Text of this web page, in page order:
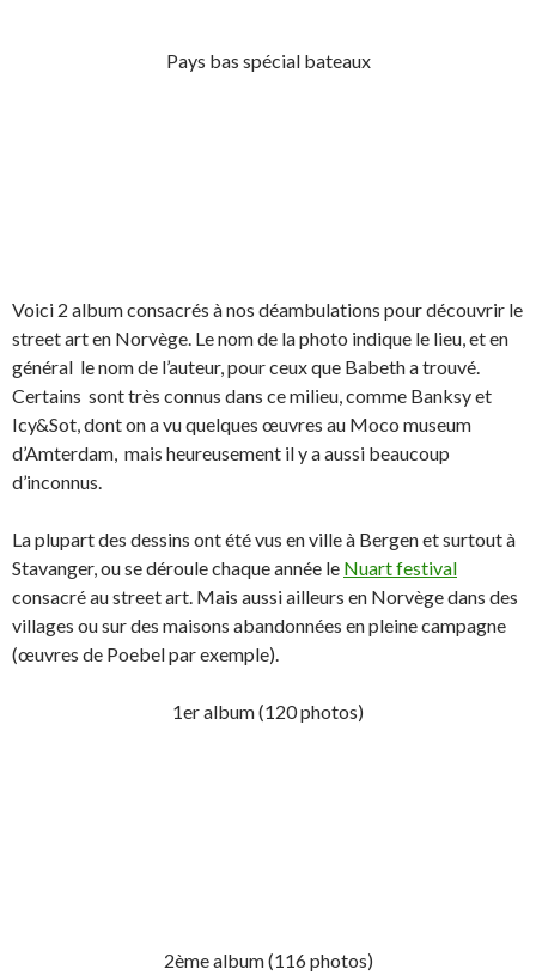
Pays bas spécial bateaux
Voici 2 album consacrés à nos déambulations pour découvrir le
street art en Norvège. Le nom de la photo indique le lieu, et en
général le nom de l’auteur, pour ceux que Babeth a trouvé.
Certains sont très connus dans ce milieu, comme Banksy et
Icy&Sot, dont on a vu quelques œuvres au Moco museum
d’Amterdam, mais heureusement il y a aussi beaucoup
d’inconnus.
La plupart des dessins ont été vus en ville à Bergen et surtout à
Stavanger, ou se déroule chaque année le Nuart festival
consacré au street art. Mais aussi ailleurs en Norvège dans des
villages ou sur des maisons abandonnées en pleine campagne
(œuvres de Poebel par exemple).
1er album (120 photos)
2ème album (116 photos)